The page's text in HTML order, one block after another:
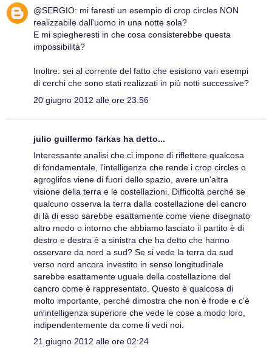
@SERGIO: mi faresti un esempio di crop circles NON
realizzabile dall'uomo in una notte sola?
E mi spiegheresti in che cosa consisterebbe questa
impossibilità?
Inoltre: sei al corrente del fatto che esistono vari esempi
di cerchi che sono stati realizzati in più notti successive?
20 giugno 2012 alle ore 23:56
julio guillermo farkas ha detto...
Interessante analisi che ci impone di riflettere qualcosa
di fondamentale, l'intelligenza che rende i crop circles o
agroglifos viene di fuori dello spazio, avere un'altra
visione della terra e le costellazioni. Difficoltà perché se
qualcuno osserva la terra dalla costellazione del cancro
di là di esso sarebbe esattamente come viene disegnato
altro modo o intorno che abbiamo lasciato il partito è di
destro e destra è a sinistra che ha detto che hanno
osservare da nord a sud? Se si vede la terra da sud
verso nord ancora investito in senso longitudinale
sarebbe esattamente uguale della costellazione del
cancro come è rappresentato. Questo è qualcosa di
molto importante, perché dimostra che non è frode e c'è
un'intelligenza superiore che vede le cose a modo loro,
indipendentemente da come li vedi noi.
21 giugno 2012 alle ore 02:24